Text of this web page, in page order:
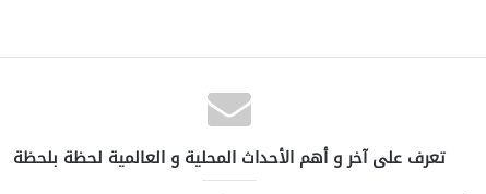
تعرف على آخر و أهم الأحداث المحلية و العالمية لحظة بلحظة